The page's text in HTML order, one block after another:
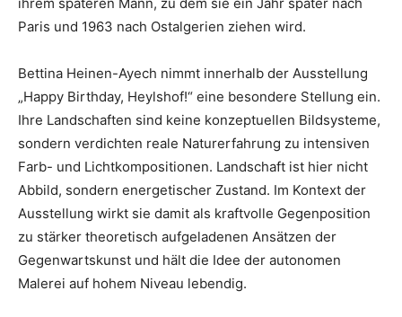
Paris und 1963 nach Ostalgerien ziehen wird.
Bettina Heinen-Ayech nimmt innerhalb der Ausstellung
„Happy Birthday, Heylshof!“ eine besondere Stellung ein.
Ihre Landschaften sind keine konzeptuellen Bildsysteme,
sondern verdichten reale Naturerfahrung zu intensiven
Farb- und Lichtkompositionen. Landschaft ist hier nicht
Abbild, sondern energetischer Zustand. Im Kontext der
Ausstellung wirkt sie damit als kraftvolle Gegenposition
zu stärker theoretisch aufgeladenen Ansätzen der
Gegenwartskunst und hält die Idee der autonomen
Malerei auf hohem Niveau lebendig.